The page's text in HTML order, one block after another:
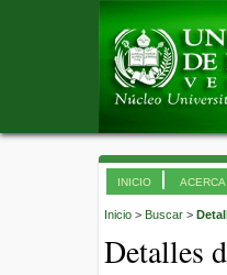
INICIO ACERCA
Inicio > Buscar >
Detalles